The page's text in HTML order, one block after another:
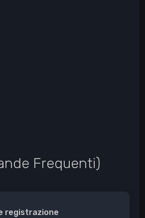
Frequenti)
registrazione